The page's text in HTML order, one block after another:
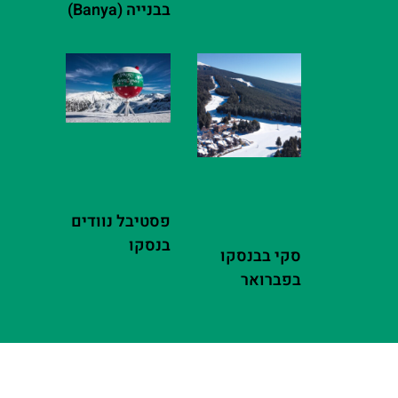
בבנייה (Banya)
סקי בבנסקו
בפברואר
פסטיבל נוודים
בנסקו